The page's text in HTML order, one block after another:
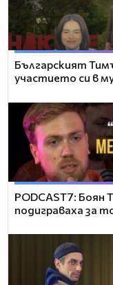
Българският
участието си в
PODCAST7:
подиграваха за